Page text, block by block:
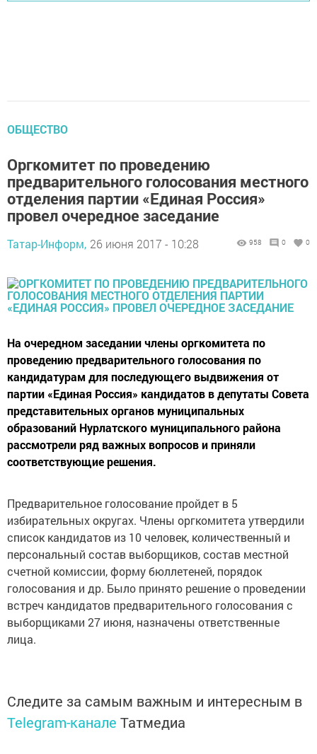
ОБЩЕСТВО
Оргкомитет по проведению
предварительного голосования местного
отделения партии «Единая Россия»
провел очередное заседание
Татар-Информ, 26 июня 2017 - 10:28 958 0 0
На очередном заседании члены оргкомитета по
проведению предварительного голосования по
кандидатурам для последующего выдвижения от
партии «Единая Россия» кандидатов в депутаты Совета
представительных органов муниципальных
образований Нурлатского муниципального района
рассмотрели ряд важных вопросов и приняли
соответствующие решения.
Предварительное голосование пройдет в 5
избирательных округах. Члены оргкомитета утвердили
список кандидатов из 10 человек, количественный и
персональный состав выборщиков, состав местной
счетной комиссии, форму бюллетеней, порядок
голосования и др. Было принято решение о проведении
встреч кандидатов предварительного голосования с
выборщиками 27 июня, назначены ответственные
лица.
Следите за самым важным и интересным в
Telegram-канале Татмедиа